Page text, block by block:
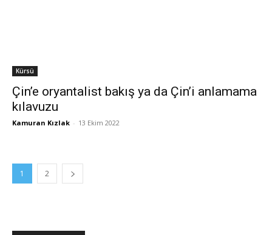
Kürsü
Çin’e oryantalist bakış ya da Çin’i anlamama
kılavuzu
Kamuran Kızlak - 13 Ekim 2022
1 2